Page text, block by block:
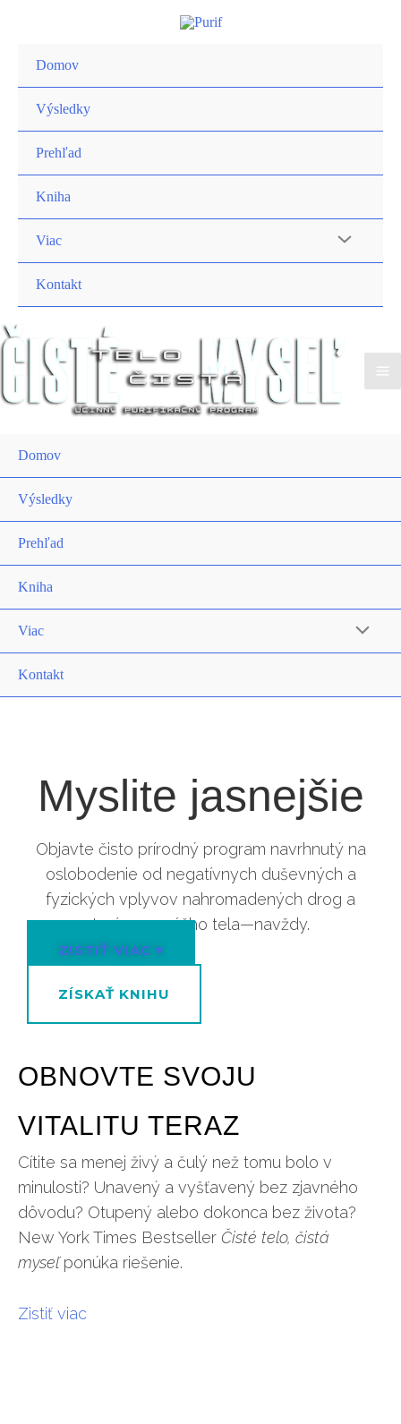
Domov
Výsledky
Prehľad
Kniha
Viac
Kontakt
Domov
Výsledky
Prehľad
Kniha
Viac
Kontakt
Myslite jasnejšie
Objavte čisto prírodný program navrhnutý na
oslobodenie od negatívnych duševných a
fyzických vplyvov nahromadených drog a
toxínov z vášho tela—navždy.
ZISTIŤ VIAC ▾
ZÍSKAŤ KNIHU
OBNOVTE SVOJU
VITALITU TERAZ
Cítite sa menej živý a čulý než tomu bolo v
minulosti? Unavený a vyšťavený bez zjavného
dôvodu? Otupený alebo dokonca bez života?
New York Times Bestseller Čisté telo, čistá
myseľponúka riešenie.
Zistiť viac